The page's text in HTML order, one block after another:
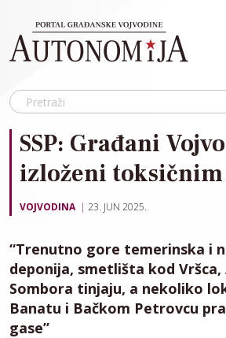
SSP: Građani
izloženi toksičnim
VOJVODINA 23. JUN 2025.
“Trenutno gore temerinska i
deponija, smetlišta kod Vršca,
Sombora tinjaju, a nekoliko
Banatu i Bačkom Petrovcu
gase”